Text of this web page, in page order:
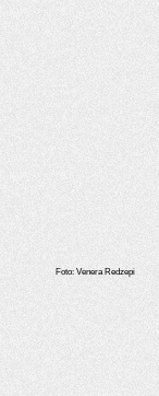
Foto: Venera Redzepi